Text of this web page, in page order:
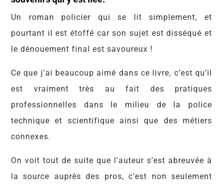
Un roman policier qui se lit simplement, et
pourtant il est étoffé car son sujet est disséqué et
le dénouement final est savoureux !
Ce que j’ai beaucoup aimé dans ce livre, c’est qu’il
est vraiment très au fait des pratiques
professionnelles dans le milieu de la police
technique et scientifique ainsi que des métiers
connexes.
On voit tout de suite que l’auteur s’est abreuvée à
la source auprès des pros, c’est non seulement